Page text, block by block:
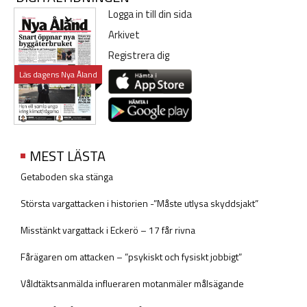
Läs dagens Nya Åland
Logga in till din sida
Arkivet
Registrera dig
MEST LÄSTA
Getaboden ska stänga
Största vargattacken i historien -”Måste utlysa skyddsjakt”
Misstänkt vargattack i Eckerö – 17 får rivna
Fårägaren om attacken – ”psykiskt och fysiskt jobbigt”
Våldtäktsanmälda influeraren motanmäler målsägande